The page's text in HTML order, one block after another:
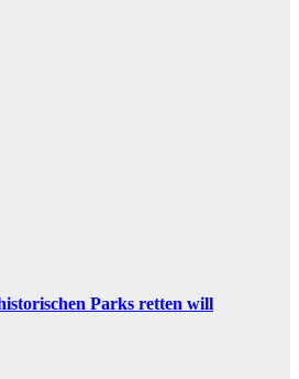
Parks retten will